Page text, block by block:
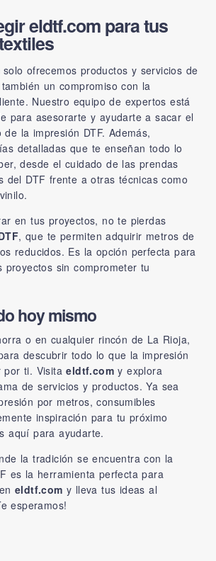
eldtf.com para tus
solo ofrecemos productos y servicios de
un compromiso con la
Nuestro equipo de expertos está
para asesorarte y ayudarte a sacar el
de la impresión DTF. Además,
detalladas que te enseñan todo lo
desde el cuidado de las prendas
del DTF frente a otras técnicas como
en tus proyectos, no te pierdas
, que te permiten adquirir metros de
reducidos. Es la opción perfecta para
proyectos sin comprometer tu
hoy mismo
o en cualquier rincón de La Rioja,
descubrir todo lo que la impresión
por ti. Visitaeldtf.com y explora
de servicios y productos. Ya sea
por metros, consumibles
inspiración para tu próximo
aquí para ayudarte.
la tradición se encuentra con la
es la herramienta perfecta para
eldtf.com y lleva tus ideas al
esperamos!